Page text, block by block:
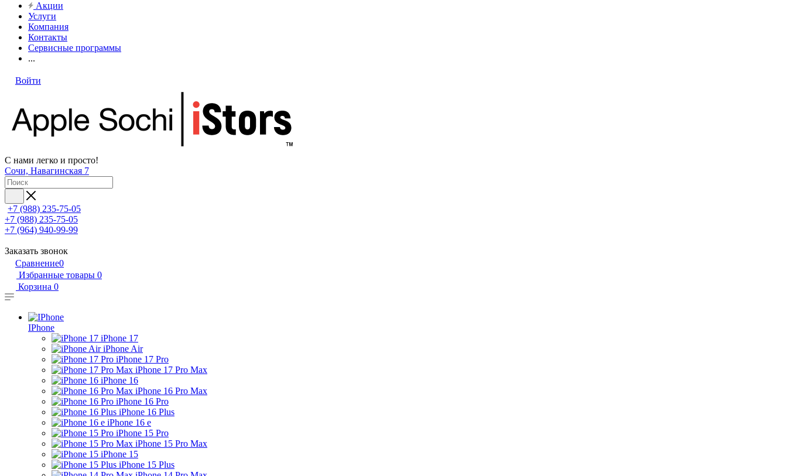
Акции
Услуги
Компания
Контакты
Сервисные программы
...
Войти
С нами легко и просто!
Сочи, Навагинская 7
+7 (988) 235-75-05
+7 (988) 235-75-05
+7 (964) 940-99-99
Заказать звонок
Сравнение0
Избранные товары 0
Корзина 0
IPhone
iPhone 17
iPhone Air
iPhone 17 Pro
iPhone 17 Pro Max
iPhone 16
iPhone 16 Pro Max
iPhone 16 Pro
iPhone 16 Plus
iPhone 16 e
iPhone 15 Pro
iPhone 15 Pro Max
iPhone 15
iPhone 15 Plus